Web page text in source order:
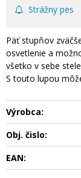
Strážny pes
Päť stupňov
osvetlenie a
všetko v sebe
S touto lupou
Výrobca:
Obj. čislo:
EAN: